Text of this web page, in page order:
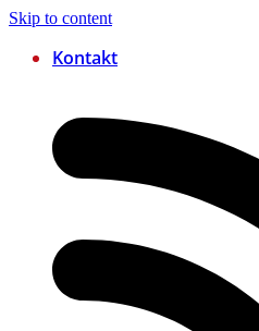
Skip to content
Kontakt